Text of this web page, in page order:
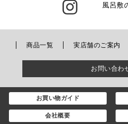
風呂敷
商品一覧 実店舗のご案内
お問い合わ
お買い物ガイド
会社概要